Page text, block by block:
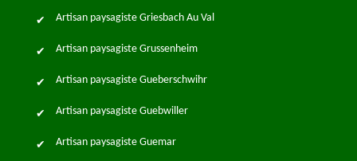
Artisan paysagiste Griesbach Au Val
Artisan paysagiste Grussenheim
Artisan paysagiste Gueberschwihr
Artisan paysagiste Guebwiller
Artisan paysagiste Guemar